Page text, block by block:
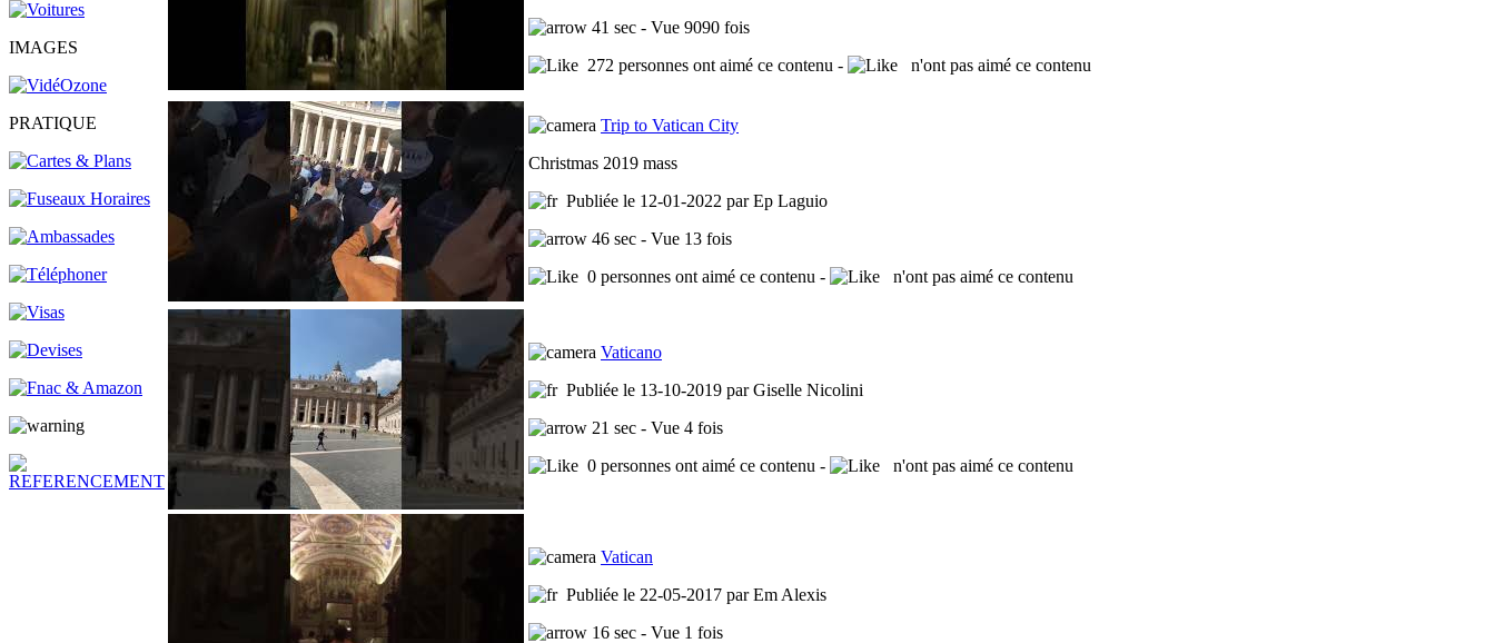
IMAGES
PRATIQUE
41 sec - Vue 9090 fois
272 personnes ont aimé ce contenu -
n'ont pas aimé ce contenu
Trip to Vatican City
Christmas 2019 mass
Publiée le 12-01-2022 par Ep Laguio
46 sec - Vue 13 fois
0 personnes ont aimé ce contenu -
n'ont pas aimé ce contenu
Vaticano
Publiée le 13-10-2019 par Giselle Nicolini
21 sec - Vue 4 fois
0 personnes ont aimé ce contenu -
n'ont pas aimé ce contenu
Vatican
Publiée le 22-05-2017 par Em Alexis
16 sec - Vue 1 fois